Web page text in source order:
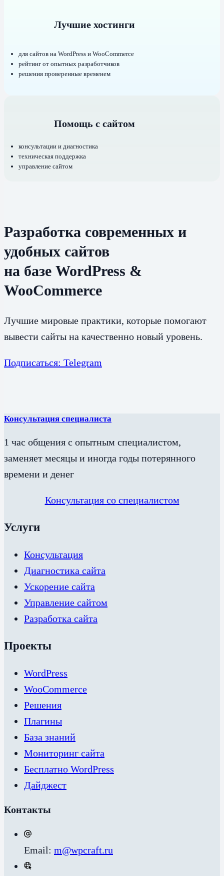
Лучшие хостинги
для сайтов на WordPress и WooCommerce
рейтинг от опытных разработчиков
решения проверенные временем
Помощь с сайтом
консультации и диагностика
техническая поддержка
управление сайтом
Разработка современных и
удобных сайтов
на базе WordPress &
WooCommerce
Лучшие мировые практики, которые помогают
вывести сайты на качественно новый уровень.
Подписаться: Telegram
Консультация специалиста
1 час общения с опытным специалистом,
заменяет месяцы и иногда годы потерянного
времени и денег
Консультация со специалистом
Услуги
Консультация
Диагностика сайта
Ускорение сайта
Управление сайтом
Разработка сайта
Проекты
WordPress
WooCommerce
Решения
Плагины
База знаний
Мониторинг сайта
Бесплатно WordPress
Дайджест
Контакты
Email: m@wpcraft.ru